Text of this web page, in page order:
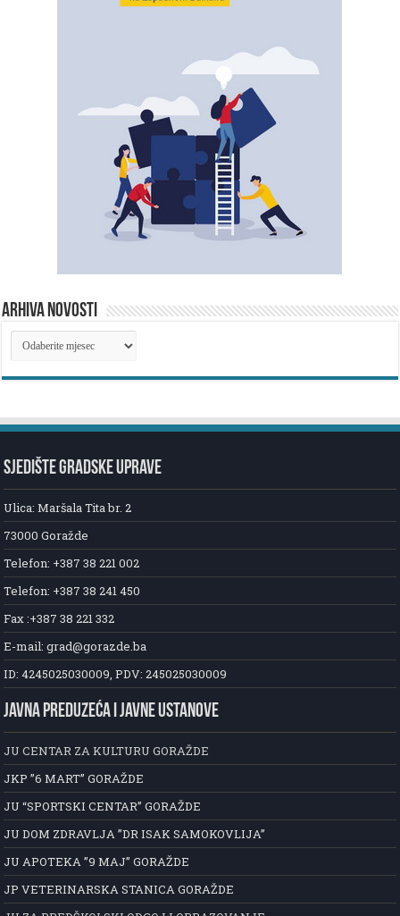
ARHIVA NOVOSTI
ARHIVA
NOVOSTI
SJEDIŠTE GRADSKE UPRAVE
Ulica: Maršala Tita br. 2
73000 Goražde
Telefon: +387 38 221 002
Telefon: +387 38 241 450
Fax :+387 38 221 332
E-mail: grad@gorazde.ba
ID: 4245025030009, PDV: 245025030009
JAVNA PREDUZEĆA I JAVNE USTANOVE
JU CENTAR ZA KULTURU GORAŽDE
JKP ”6 MART” GORAŽDE
JU “SPORTSKI CENTAR” GORAŽDE
JU DOM ZDRAVLJA ”DR ISAK SAMOKOVLIJA”
JU APOTEKA ”9 MAJ” GORAŽDE
JP VETERINARSKA STANICA GORAŽDE